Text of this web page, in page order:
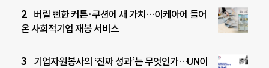
버릴 뻔한 커튼·쿠션에 새 가치…이케아에 들어
온 사회적기업 재봉 서비스
기업자원봉사의 ‘진짜 성과’는 무엇인가…UN이